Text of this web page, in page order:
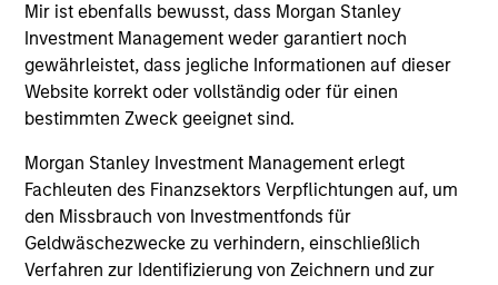
Mir ist ebenfalls bewusst, dass Morgan Stanley
Investment Management weder garantiert noch
gewährleistet, dass jegliche Informationen auf dieser
Website korrekt oder vollständig oder für einen
bestimmten Zweck geeignet sind.
Morgan Stanley Investment Management erlegt
Fachleuten des Finanzsektors Verpflichtungen auf, um
den Missbrauch von Investmentfonds für
Geldwäschezwecke zu verhindern, einschließlich
Verfahren zur Identifizierung von Zeichnern und zur
Liquidität
Anlagen an den weltweiten
Bedürfnissen der Kunden nach
Erträgen, Liquidität und Kapitalerhalt
gerecht zu werden